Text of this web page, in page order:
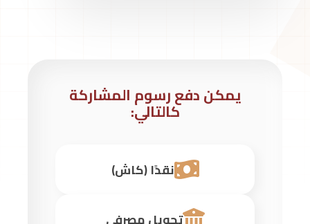
يمكن دفع رسوم المشاركة
كالتالي:
نقدًا (كاش)